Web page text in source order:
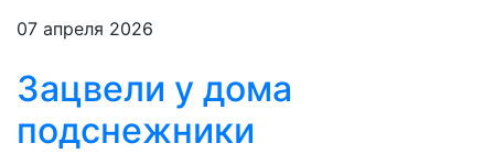
07 апреля 2026
Зацвели у дома
подснежники